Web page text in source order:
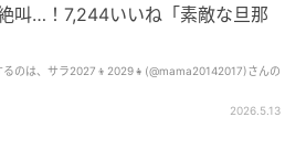
叫…！7,244いいね「素敵な旦那
のは、サラ2027👦2029👧(@mama20142017)さんの
2026.5.13